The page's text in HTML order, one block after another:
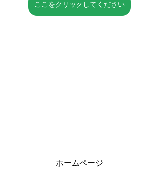
ここをクリックしてください
ホームページ